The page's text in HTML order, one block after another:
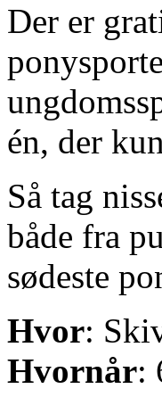
Der er
én, der
Så tag
både fra
sødeste
Hvor:
Hvornår: